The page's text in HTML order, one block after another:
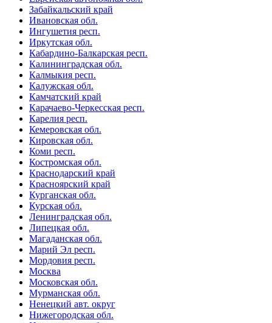
Забайкальский край
Ивановская обл.
Ингушетия респ.
Иркутская обл.
Кабардино-Балкарская респ.
Калининградская обл.
Калмыкия респ.
Калужская обл.
Камчатский край
Карачаево-Черкесская респ.
Карелия респ.
Кемеровская обл.
Кировская обл.
Коми респ.
Костромская обл.
Краснодарский край
Красноярский край
Курганская обл.
Курская обл.
Ленинградская обл.
Липецкая обл.
Магаданская обл.
Марий Эл респ.
Мордовия респ.
Москва
Московская обл.
Мурманская обл.
Ненецкий авт. округ
Нижегородская обл.